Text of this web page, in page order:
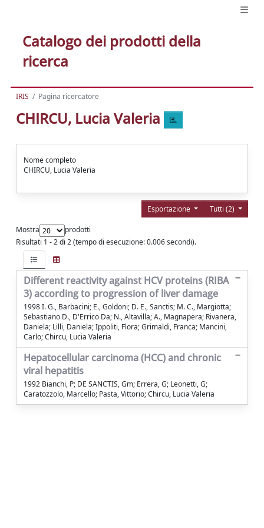
Catalogo dei prodotti della
ricerca
IRIS Pagina ricercatore
CHIRCU, Lucia Valeria
Nome completo
CHIRCU, Lucia Valeria
Tutti (2)
Esportazione
Mostra
prodotti
Risultati 1 - 2 di 2 (tempo di esecuzione: 0.006 secondi).
Different reactivity against HCV proteins (RIBA
3) according to progression of liver damage
1998 I. G., Barbacini; E., Goldoni; D. E., Sanctis; M. C., Margiotta;
Sebastiano D., D'Errico Da; N., Altavilla; A., Magnapera; Rivanera,
Daniela; Lilli, Daniela; Ippoliti, Flora; Grimaldi, Franca; Mancini,
Carlo; Chircu, Lucia Valeria
Hepatocellular carcinoma (HCC) and chronic
viral hepatitis
1992 Bianchi, P; DE SANCTIS, Gm; Errera, G; Leonetti, G;
Caratozzolo, Marcello; Pasta, Vittorio; Chircu, Lucia Valeria